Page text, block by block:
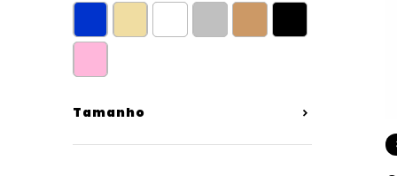
azul
bege branco
marrompreto
rosa
Tamanho